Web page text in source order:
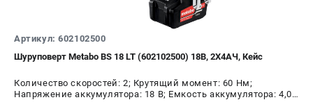
Артикул: 602102500
Шуруповерт Metabo BS 18 LT (602102500) 18В, 2X4АЧ, Кейс
Количество скоростей: 2; Крутящий момент: 60 Нм;
Напряжение аккумулятора: 18 В; Емкость аккумулятора: 4,0